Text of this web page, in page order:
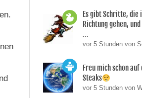
Es gibt Schritte,
Richtung gehen,
...
vor 5 Stunden von
Freu mich schon
Steaks
vor 5 Stunden von